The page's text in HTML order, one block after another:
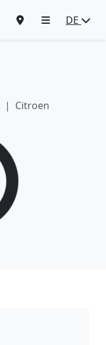
DE
Citroen